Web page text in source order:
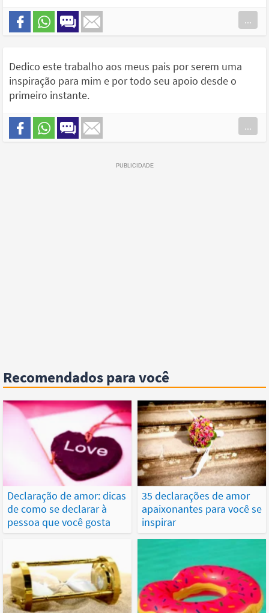
...
Dedico este trabalho aos meus pais por serem uma
inspiração para mim e por todo seu apoio desde o
primeiro instante.
...
Recomendados para você
Declaração de amor: dicas
de como se declarar à
pessoa que você gosta
35 declarações de amor
apaixonantes para você se
inspirar